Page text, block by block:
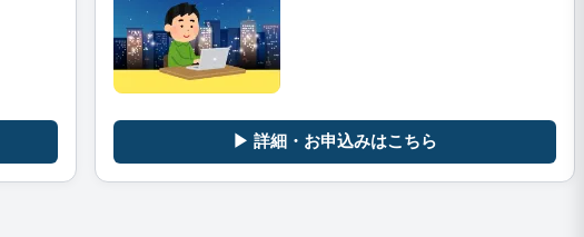
▶ 詳細・お申込みはこちら